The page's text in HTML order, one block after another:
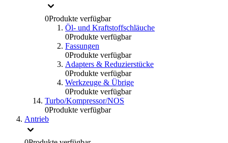
0Produkte verfügbar
Öl- und Kraftstoffschläuche
0Produkte verfügbar
Fassungen
0Produkte verfügbar
Adapters & Reduzierstücke
0Produkte verfügbar
Werkzeuge & Übrige
0Produkte verfügbar
Turbo/Kompressor/NOS
0Produkte verfügbar
Antrieb